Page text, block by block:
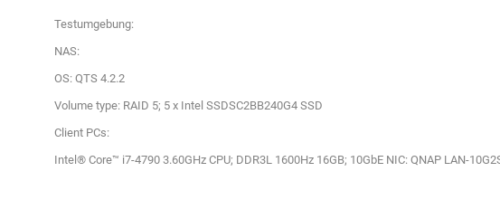
Testumgebung:
NAS:
OS: QTS 4.2.2
Volume type: RAID 5; 5 x Intel SSDSC2BB240G4 SSD
Client PCs:
Intel® Core™ i7-4790 3.60GHz CPU; DDR3L 1600Hz 16GB; 10GbE NIC: QNAP LAN-